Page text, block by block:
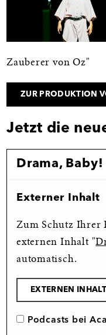
Zauberer von Oz"
ZUR PRODUKTION
Jetzt die
Drama, Baby!
Externer Inhalt
Zum Schutz Ihrer
externen Inhalt "
automatisch.
EXTERNEN
Podcasts bei